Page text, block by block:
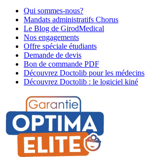
Qui sommes-nous?
Mandats administratifs Chorus
Le Blog de GirodMedical
Nos engagements
Offre spéciale étudiants
Demande de devis
Bon de commande PDF
Découvrez Doctolib pour les médecins
Découvrez Doctolib : le logiciel kiné